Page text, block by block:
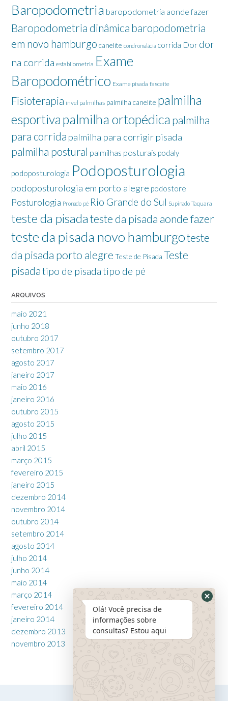
Baropodometria baropodometria aonde fazer
Baropodometria dinâmica baropodometria
em novo hamburgo canelite condromalácia corrida Dor dor
na corrida estabilometria Exame
Baropodométrico Exame pisada fasceite
Fisioterapia invel palmilhas palmilha canelite palmilha
esportiva palmilha ortopédica palmilha
para corrida palmilha para corrigir pisada
palmilha postural palmilhas posturais podaly
podoposturologia Podoposturologia
podoposturologia em porto alegre podostore
Posturologia Pronado pé Rio Grande do Sul Supinado Taquara
teste da pisadateste da pisada aonde fazer
teste da pisada novo hamburgoteste
da pisada porto alegre Teste de Pisada Teste
pisadatipo de pisadatipo de pé
ARQUIVOS
maio 2021
junho 2018
outubro 2017
setembro 2017
agosto 2017
janeiro 2017
maio 2016
janeiro 2016
outubro 2015
agosto 2015
julho 2015
abril 2015
março 2015
fevereiro 2015
janeiro 2015
dezembro 2014
novembro 2014
outubro 2014
setembro 2014
agosto 2014
julho 2014
junho 2014
maio 2014
março 2014
fevereiro 2014
janeiro 2014
dezembro 2013
novembro 2013
Olá! Você precisa de
informações sobre
consultas? Estou aqui